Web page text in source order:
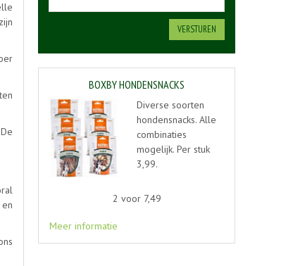
BOXBY HONDENSNACKS
Diverse soorten
hondensnacks. Alle
combinaties
mogelijk. Per stuk
3,99.
2 voor 7,49
Meer informatie